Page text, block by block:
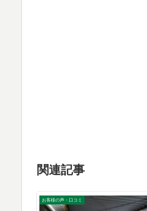
関連記事
お客様の声・口コミ